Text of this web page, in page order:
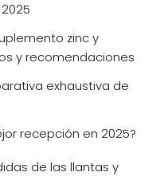
zinc y
y recomendaciones
exhaustiva de
recepción en 2025?
de las llantas y